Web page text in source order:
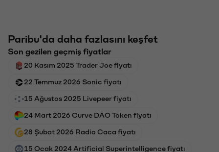
Paribu'da daha fazlasını keşfet
Son gezilen geçmiş fiyatlar
20 Kasım 2025 Trader Joe fiyatı
22 Temmuz 2026 Sonic fiyatı
15 Ağustos 2025 Livepeer fiyatı
24 Mart 2026 Curve DAO Token fiyatı
28 Şubat 2026 Radio Caca fiyatı
15 Ocak 2024 Artificial Superintelligence fiyatı